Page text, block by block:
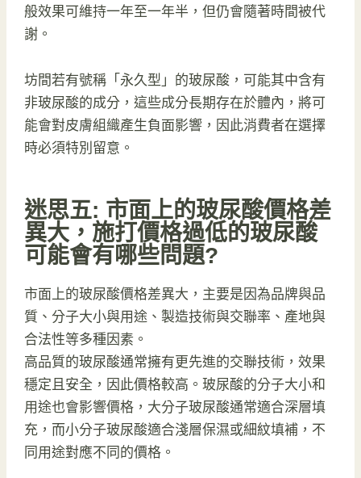
般效果可維持一年至一年半，但仍會隨著時間被代
謝。
坊間若有號稱「永久型」的玻尿酸，可能其中含有
非玻尿酸的成分，這些成分長期存在於體內，將可
能會對皮膚組織產生負面影響，因此消費者在選擇
時必須特別留意。
迷思五: 市面上的玻尿酸價格差
異大，施打價格過低的玻尿酸
可能會有哪些問題?
市面上的玻尿酸價格差異大，主要是因為品牌與品
質、分子大小與用途、製造技術與交聯率、產地與
合法性等多種因素。
高品質的玻尿酸通常擁有更先進的交聯技術，效果
穩定且安全，因此價格較高。玻尿酸的分子大小和
用途也會影響價格，大分子玻尿酸通常適合深層填
充，而小分子玻尿酸適合淺層保濕或細紋填補，不
同用途對應不同的價格。